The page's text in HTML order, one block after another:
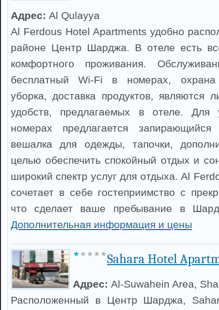
Адрес: Al Qulayya
Al Ferdous Hotel Apartments удобно
районе Центр Шарджа. В отеле есть
комфортного проживания.
бесплатный Wi-Fi в номерах,
уборка, доставка продуктов, являются
удобств, предлагаемых в отеле. Для
номерах предлагается
вешалка для одежды, тапочки,
целью обеспечить спокойный отдых и
широкий спектр услуг для отдыха. Al
сочетает в себе гостеприимство с
что сделает ваше пребывание в
Дополнительная информация и цены
Sahara Hotel
Адрес: Al-Suwahein Area,
Расположенный в Центр Шарджа,